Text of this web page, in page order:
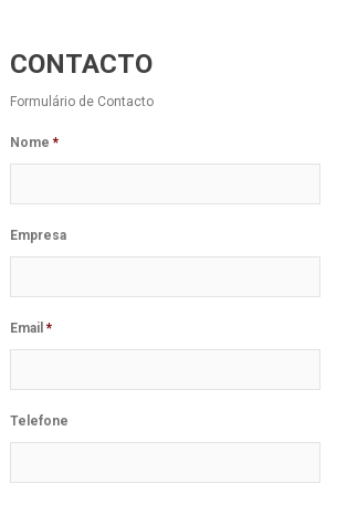
CONTACTO
Formulário de Contacto
Nome *
Empresa
Email *
Telefone